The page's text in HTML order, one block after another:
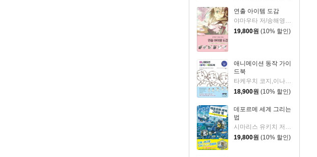
연출 아이템 도감
19,800원 (10% 할인)
애니메이션 동작 가이
드북
18,900원 (10% 할인)
데포르메 세계 그리는
법
19,800원 (10% 할인)